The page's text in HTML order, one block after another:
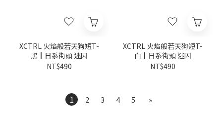
XCTRL 火焰般若天狗短T-
黑┃日系街頭 迷因
NT$490
XCTRL 火焰般若天狗短T-
白┃日系街頭 迷因
NT$490
1 2 3 4 5 »